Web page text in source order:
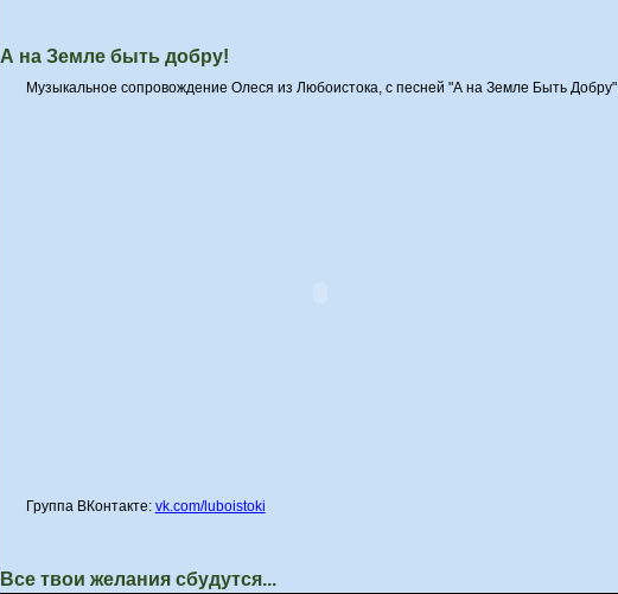
А на Земле быть добру!
Музыкальное сопровождение Олеся из Любоистока, с песней "А на Земле Быть Добру".
Группа ВКонтакте: vk.com/luboistoki
Все твои желания сбудутся...